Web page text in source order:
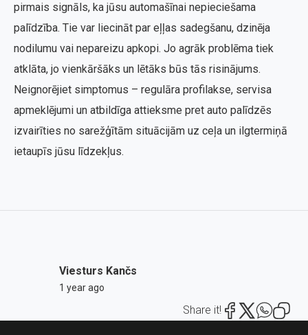
pirmais signāls, ka jūsu automašīnai nepieciešama
palīdzība. Tie var liecināt par eļļas sadegšanu, dzinēja
nodilumu vai nepareizu apkopi. Jo agrāk problēma tiek
atklāta, jo vienkāršāks un lētāks būs tās risinājums.
Neignorējiet simptomus – regulāra profilakse, servisa
apmeklējumi un atbildīga attieksme pret auto palīdzēs
izvairīties no sarežģītām situācijām uz ceļa un ilgtermiņā
ietaupīs jūsu līdzekļus.
Viesturs Kančs
1 year ago
Share it!